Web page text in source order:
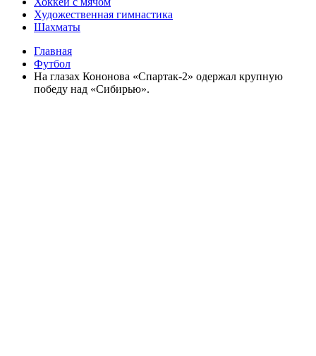
Художественная гимнастика
Шахматы
Главная
Футбол
На глазах Кононова «Спартак-2» одержал крупную
победу над «Сибирью».